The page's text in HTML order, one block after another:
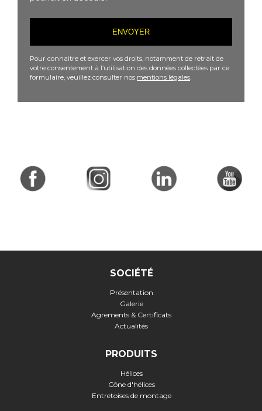
Pour connaitre et exercer vos droits, notamment de retrait de
votre consentement à l’utilisation des données collectées par ce
formulaire, veuillez consulter nos mentions légales
SOCIÉTÉ
Présentation
Galerie
Agrements & Certificats
Actualités
PRODUITS
Hélices
Cône d'hélices
Entretoises de montage